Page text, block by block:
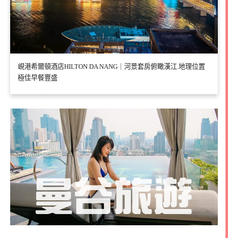
峴港希爾頓酒店HILTON DA NANG｜河景套房俯瞰漢江.地理位置
極佳早餐豐盛